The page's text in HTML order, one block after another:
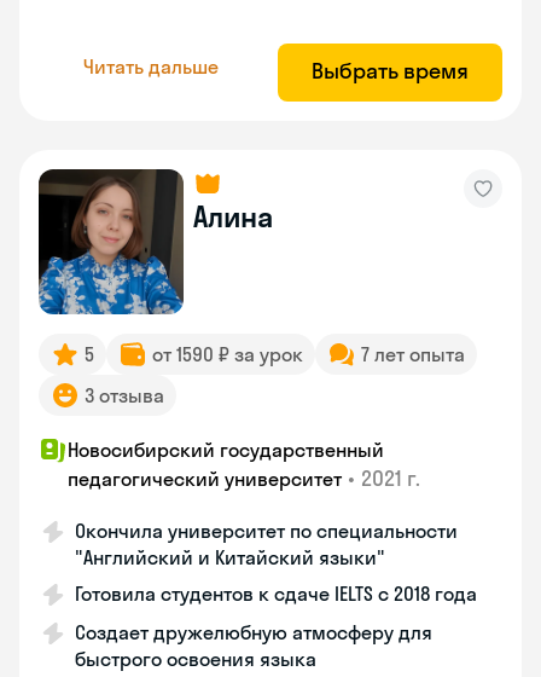
Читать дальше Выбрать время
Алина
5 от 1590 ₽ за урок
7 лет опыта
3 отзыва
Новосибирский государственный
педагогический университет • 2021 г.
Окончила университет по специальности
"Английский и Китайский языки"
Готовила студентов к сдаче IELTS с 2018 года
Создает дружелюбную атмосферу для
быстрого освоения языка